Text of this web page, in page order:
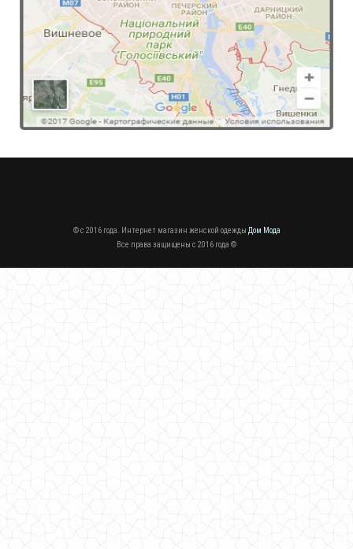
Модная женская куртка пальто для зимы
1510.00грн.
Модная женская шляпа клош
430.00грн.
Модная женская шапка с ушками кошка
330.00грн.
© c 2016 года. Интернет магазин женской одежды Дом Мода
Все права защищены c 2016 года ©